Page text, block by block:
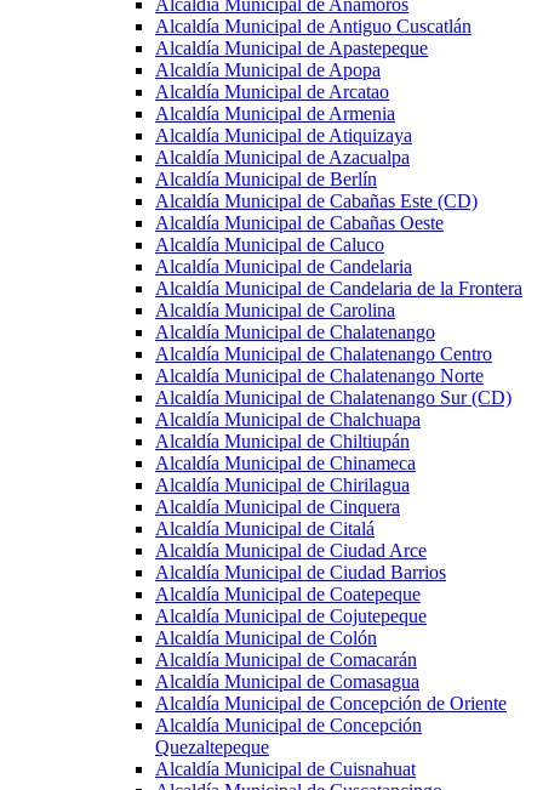
Alcaldía Municipal de Anamorós
Alcaldía Municipal de Antiguo Cuscatlán
Alcaldía Municipal de Apastepeque
Alcaldía Municipal de Apopa
Alcaldía Municipal de Arcatao
Alcaldía Municipal de Armenia
Alcaldía Municipal de Atiquizaya
Alcaldía Municipal de Azacualpa
Alcaldía Municipal de Berlín
Alcaldía Municipal de Cabañas Este (CD)
Alcaldía Municipal de Cabañas Oeste
Alcaldía Municipal de Caluco
Alcaldía Municipal de Candelaria
Alcaldía Municipal de Candelaria de la Frontera
Alcaldía Municipal de Carolina
Alcaldía Municipal de Chalatenango
Alcaldía Municipal de Chalatenango Centro
Alcaldía Municipal de Chalatenango Norte
Alcaldía Municipal de Chalatenango Sur (CD)
Alcaldía Municipal de Chalchuapa
Alcaldía Municipal de Chiltiupán
Alcaldía Municipal de Chinameca
Alcaldía Municipal de Chirilagua
Alcaldía Municipal de Cinquera
Alcaldía Municipal de Citalá
Alcaldía Municipal de Ciudad Arce
Alcaldía Municipal de Ciudad Barrios
Alcaldía Municipal de Coatepeque
Alcaldía Municipal de Cojutepeque
Alcaldía Municipal de Colón
Alcaldía Municipal de Comacarán
Alcaldía Municipal de Comasagua
Alcaldía Municipal de Concepción de Oriente
Alcaldía Municipal de Concepción
Quezaltepeque
Alcaldía Municipal de Cuisnahuat